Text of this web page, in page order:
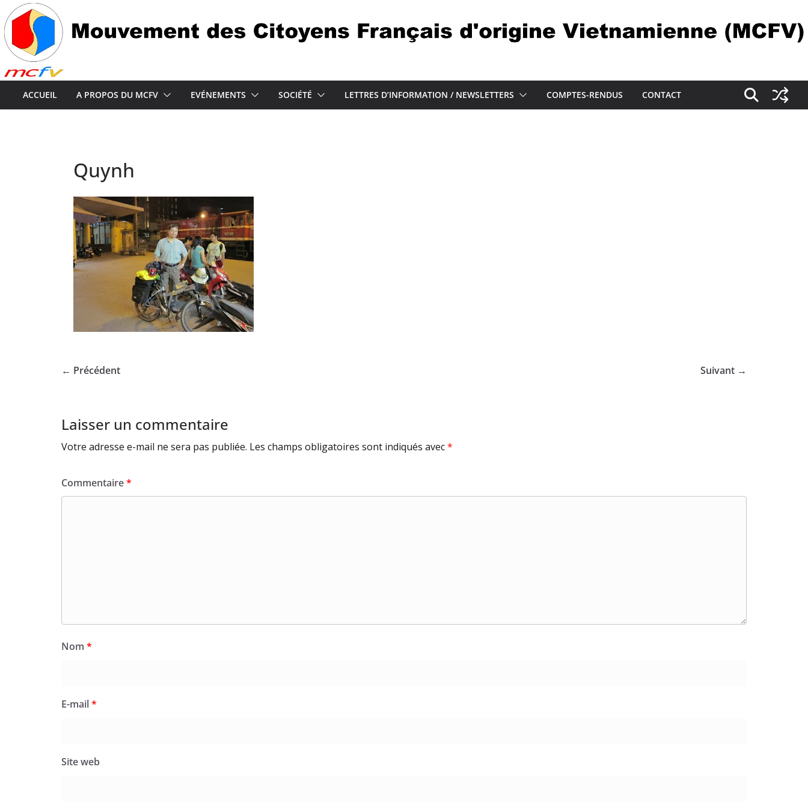
Passer
au
contenu
ACCUEIL A PROPOS DU MCFV EVÉNEMENTS SOCIÉTÉ LETTRES D’INFORMATION / NEWSLETTERS COMPTES-RENDUS CONTACT
Quynh
← Précédent Suivant →
Laisser un commentaire
Votre adresse e-mail ne sera pas publiée. Les champs obligatoires sont indiqués avec*
Commentaire*
Nom *
E-mail*
Site web